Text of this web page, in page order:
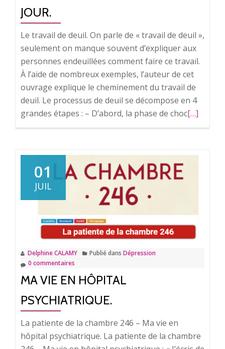
JOUR.
Le travail de deuil. On parle de « travail de deuil »,
seulement on manque souvent d’expliquer aux
personnes endeuillées comment faire ce travail.
À l’aide de nombreux exemples, l’auteur de cet
ouvrage explique le cheminement du travail de
deuil. Le processus de deuil se décompose en 4
grandes étapes : – D’abord, la phase de chocEn
surVivre
le
jour.
[…]
01
JUIL
Delphine CALAMY Publié dans Dépression
0 commentaires
MA VIE EN HÔPITAL
PSYCHIATRIQUE.
La patiente de la chambre 246 – Ma vie en
hôpital psychiatrique. La patiente de la chambre